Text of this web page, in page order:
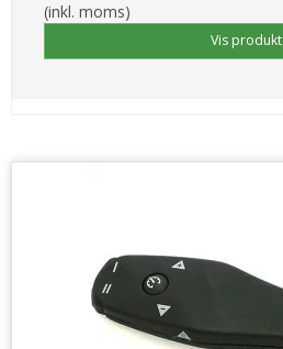
(inkl. moms)
Vis produkt